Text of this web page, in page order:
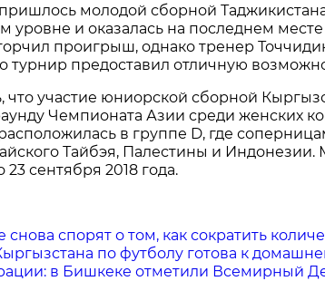
молодой сборной
уровне и оказалась на последнем
проигрыш, однако тренер
турнир предоставил отличную
что участие юниорской сборной
Чемпионата Азии среди женских
в группе D, где
Тайбэя, Палестины и
23 сентября 2018 года.
спорят о том, как сократить
по футболу готова к
в Бишкеке отметили Всемирный